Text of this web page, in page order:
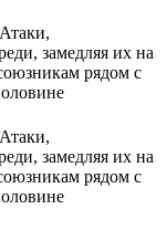
замедляя их на
рядом с
замедляя их на
рядом с